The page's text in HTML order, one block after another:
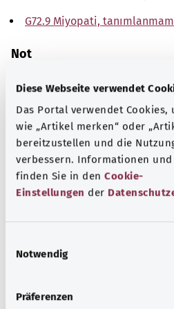
Diese Webseite verwendet
Das Portal verwendet Cookies,
wie „Artikel merken“ oder
bereitzustellen und die
verbessern. Informationen
finden Sie in den Cookie-
Einstellungen der
Notwendig
Präferenzen
G72.9 Miyopati,
Not
Kaynak
The explanations of ICD and
the non-profit organization “Was
gemeinnützige GmbH on behalf
Health (BMG).